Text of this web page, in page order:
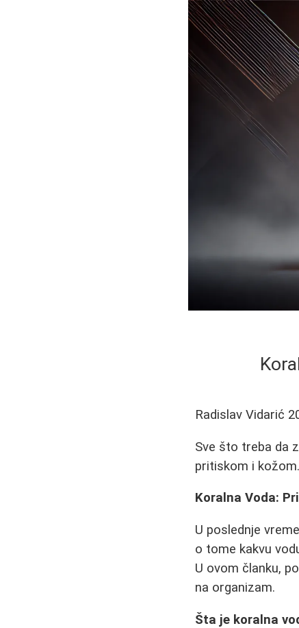
Radislav Vidarić
Sve što treba da
pritiskom i
Koralna Voda:
U poslednje
o tome kakvu
U ovom članku,
na organizam.
Šta je koralna